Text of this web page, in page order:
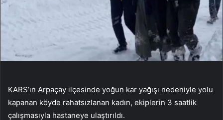
KARS’ın Arpaçay ilçesinde yoğun kar yağışı nedeniyle yolu
kapanan köyde rahatsızlanan kadın, ekiplerin 3 saatlik
çalışmasıyla hastaneye ulaştırıldı.